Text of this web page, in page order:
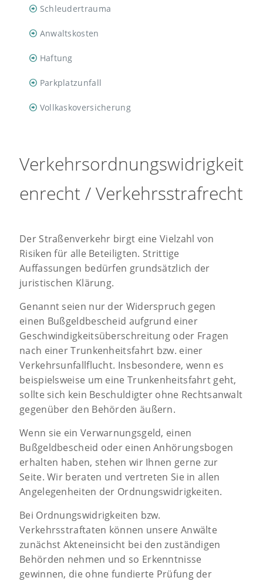
Schleudertrauma
Anwaltskosten
Haftung
Parkplatzunfall
Vollkaskoversicherung
Verkehrsordnungswidrigkeit
enrecht / Verkehrsstrafrecht
Der Straßenverkehr birgt eine Vielzahl von
Risiken für alle Beteiligten. Strittige
Auffassungen bedürfen grundsätzlich der
juristischen Klärung.
Genannt seien nur der Widerspruch gegen
einen Bußgeldbescheid aufgrund einer
Geschwindigkeitsüberschreitung oder Fragen
nach einer Trunkenheitsfahrt bzw. einer
Verkehrsunfallflucht. Insbesondere, wenn es
beispielsweise um eine Trunkenheitsfahrt geht,
sollte sich kein Beschuldigter ohne Rechtsanwalt
gegenüber den Behörden äußern.
Wenn sie ein Verwarnungsgeld, einen
Bußgeldbescheid oder einen Anhörungsbogen
erhalten haben, stehen wir Ihnen gerne zur
Seite. Wir beraten und vertreten Sie in allen
Angelegenheiten der Ordnungswidrigkeiten.
Bei Ordnungswidrigkeiten bzw.
Verkehrsstraftaten können unsere Anwälte
zunächst Akteneinsicht bei den zuständigen
Behörden nehmen und so Erkenntnisse
gewinnen, die ohne fundierte Prüfung der